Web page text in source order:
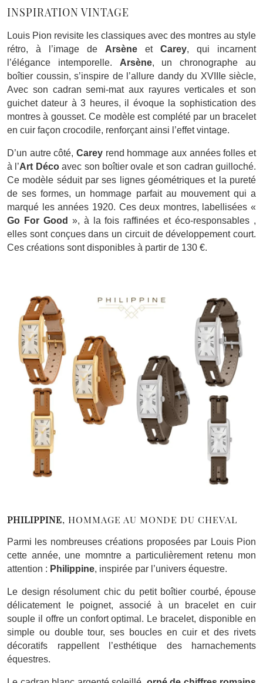
INSPIRATION VINTAGE
Louis Pion revisite les classiques avec des montres au style
rétro, à l’image de Arsène et Carey, qui incarnent
l’élégance intemporelle. Arsène, un chronographe au
boîtier coussin, s’inspire de l’allure dandy du XVIIIe siècle,
Avec son cadran semi-mat aux rayures verticales et son
guichet dateur à 3 heures, il évoque la sophistication des
montres à gousset. Ce modèle est complété par un bracelet
en cuir façon crocodile, renforçant ainsi l’effet vintage.
D’un autre côté, Carey rend hommage aux années folles et
à l’Art Décoavec son boîtier ovale et son cadran guilloché.
Ce modèle séduit par ses lignes géométriques et la pureté
de ses formes, un hommage parfait au mouvement qui a
marqué les années 1920. Ces deux montres, labellisées «
Go For Good », à la fois raffinées et éco-responsables ,
elles sont conçues dans un circuit de développement court.
Ces créations sont disponibles à partir de 130 €.
PHILIPPINE, HOMMAGE AU MONDE DU CHEVAL
Parmi les nombreuses créations proposées par Louis Pion
cette année, une momntre a particulièrement retenu mon
attention : Philippine, inspirée par l’univers équestre.
Le design résolument chic du petit boîtier courbé, épouse
délicatement le poignet, associé à un bracelet en cuir
souple il offre un confort optimal. Le bracelet, disponible en
simple ou double tour, ses boucles en cuir et des rivets
décoratifs rappellent l’esthétique des harnachements
équestres.